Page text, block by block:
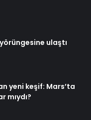
ulaştı
yeni keşif: Mars’ta
mıydı?